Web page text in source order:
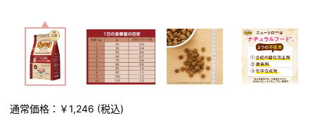
通常価格：￥1,246 (税込)